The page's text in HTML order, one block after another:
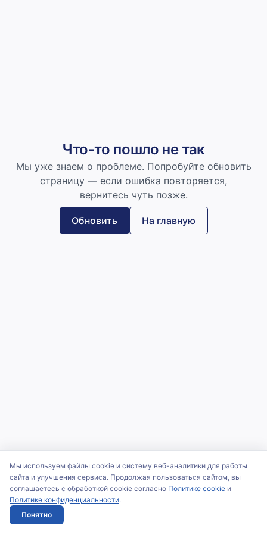
Что-то пошло не так
Мы уже знаем о проблеме. Попробуйте обновить
страницу — если ошибка повторяется,
вернитесь чуть позже.
Обновить На главную
Мы используем файлы cookie и систему веб-аналитики для работы
сайта и улучшения сервиса. Продолжая пользоваться сайтом, вы
соглашаетесь с обработкой cookie согласно Политике cookie и
Политике конфиденциальности.
Понятно